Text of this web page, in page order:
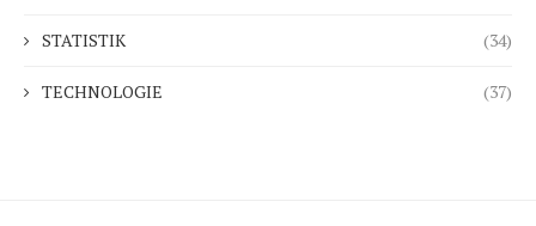
STATISTIK (34)
TECHNOLOGIE (37)